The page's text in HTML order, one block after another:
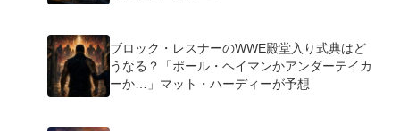
ブロック・レスナーのWWE殿堂入り式典はど
うなる？「ポール・ヘイマンかアンダーテイカ
ーか…」マット・ハーディーが予想